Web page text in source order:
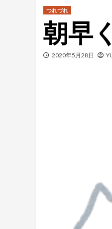
つれづれ
朝早
2020年5月28日